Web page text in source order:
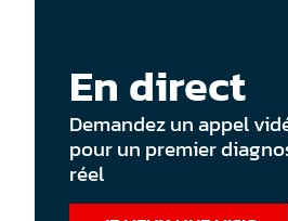
En direct
Demandez un appel
pour un premier
réel